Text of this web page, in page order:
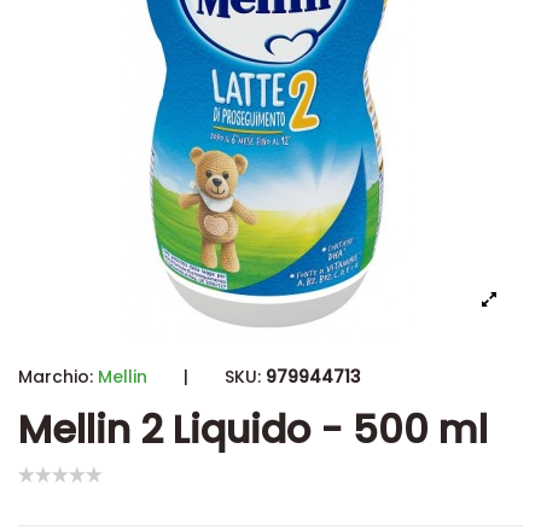
Marchio: Mellin | SKU: 979944713
Mellin 2 Liquido - 500 ml